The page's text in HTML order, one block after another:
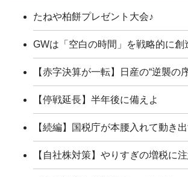
たねや柏餅プレゼント大会♪
GWは「空白の時間」を戦略的に創
【赤字決算が一転】日産の“逆襲の
【停戦延長】半年後に備えよ
【続編】国税庁が本腰入れて動き
【自社株対策】やりすぎの増税に注